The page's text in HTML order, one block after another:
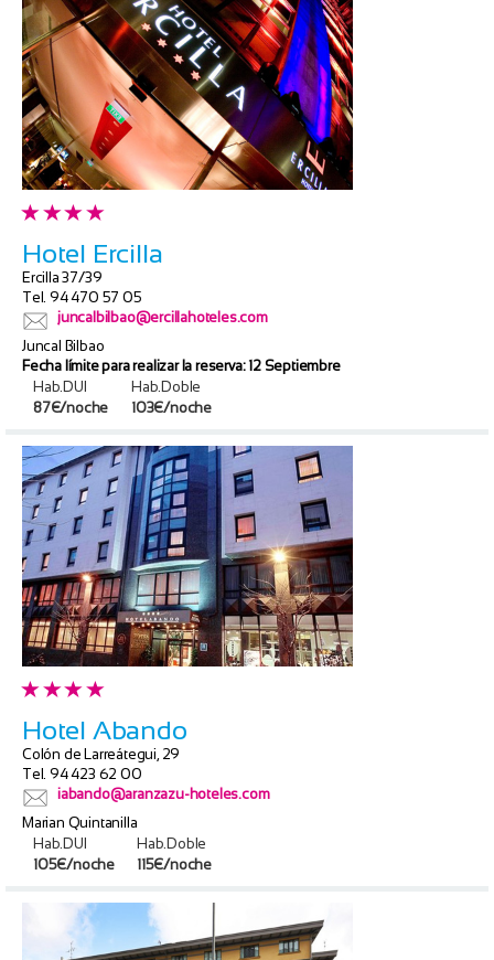
Hotel Ercilla
Ercilla 37/39
Tel. 94 470 57 05
juncalbilbao@ercillahoteles.com
Juncal Bilbao
Fecha límite para realizar la reserva: 12 Septiembre
Hab.DUI
Hab.Doble
87€/noche
103€/noche
Hotel Abando
Colón de Larreátegui, 29
Tel. 94 423 62 00
iabando@aranzazu-hoteles.com
Marian Quintanilla
Hab.DUI
Hab.Doble
105€/noche
115€/noche